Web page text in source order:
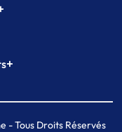
+
- Tous Droits Réservés